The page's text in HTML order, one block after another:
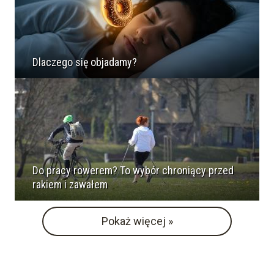
Dlaczego się objadamy?
Do pracy rowerem? To wybór chroniący przed
rakiem i zawałem
Pokaż więcej »